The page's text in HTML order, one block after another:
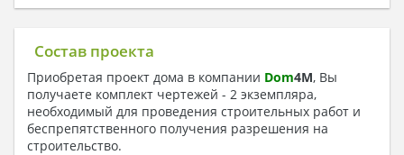
Состав проекта
Приобретая проект дома в компании Dom4M, Вы
получаете комплект чертежей - 2 экземпляра,
необходимый для проведения строительных работ и
беспрепятственного получения разрешения на
строительство.